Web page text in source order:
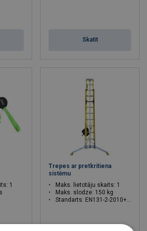
Skatīt
1
Trepes ar pretkritiena
sistēmu
Maks. lietotāju skaits: 1
Maks. slodze: 150 kg
Standarts: EN131-2-2010+A2:2017